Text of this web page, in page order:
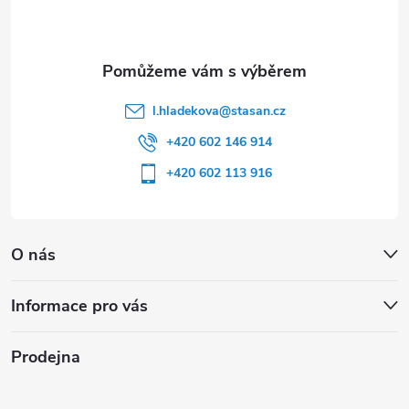
O nás
Informace pro vás
l.hladekova@stasan.cz
+420 602 146 914
+420 602 113 916
Prodejna